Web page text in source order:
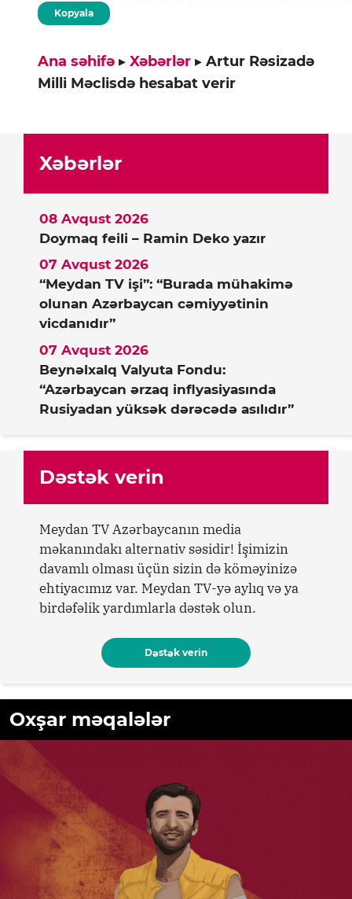
Kopyala
Ana səhifə ▸ Xəbərlər ▸ Artur Rəsizadə
Milli Məclisdə hesabat verir
Xəbərlər
Doymaq feili – Ramin Deko yazır
08 Avqust 2026
“Meydan TV işi”: “Burada mühakimə
olunan Azərbaycan cəmiyyətinin
vicdanıdır”
07 Avqust 2026
Beynəlxalq Valyuta Fondu:
“Azərbaycan ərzaq inflyasiyasında
Rusiyadan yüksək dərəcədə asılıdır”
07 Avqust 2026
Dəstək verin
Meydan TV Azərbaycanın media
məkanındakı alternativ səsidir! İşimizin
davamlı olması üçün sizin də köməyinizə
ehtiyacımız var. Meydan TV-yə aylıq və ya
birdəfəlik yardımlarla dəstək olun.
Dəstək verin
Oxşar məqalələr